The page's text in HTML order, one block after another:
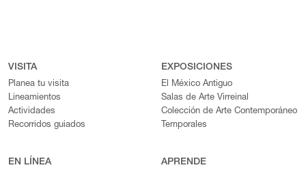
VISITA
Planea tu visita
Lineamientos
Actividades
Recorridos guiados
EXPOSICIONES
El México Antiguo
Salas de Arte Virreinal
Colección de Arte Contemporáneo
Temporales
EN LÍNEA APRENDE